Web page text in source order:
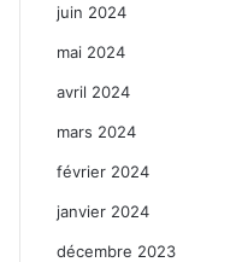
juin 2024
mai 2024
avril 2024
mars 2024
février 2024
janvier 2024
décembre 2023